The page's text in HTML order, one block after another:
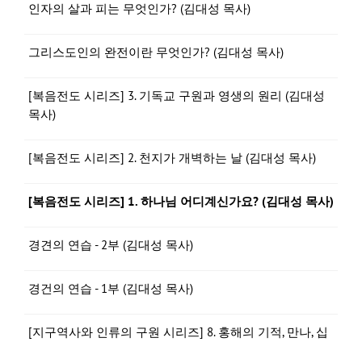
인자의 살과 피는 무엇인가? (김대성 목사)
그리스도인의 완전이란 무엇인가? (김대성 목사)
[복음전도 시리즈] 3. 기독교 구원과 영생의 원리 (김대성
목사)
[복음전도 시리즈] 2. 천지가 개벽하는 날 (김대성 목사)
[복음전도 시리즈] 1. 하나님 어디계신가요? (김대성 목사)
경견의 연습 - 2부 (김대성 목사)
경건의 연습 - 1부 (김대성 목사)
[지구역사와 인류의 구원 시리즈] 8. 홍해의 기적, 만나, 십